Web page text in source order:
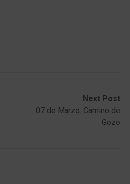
Next Post
07 de Marzo: Camino de
Gozo